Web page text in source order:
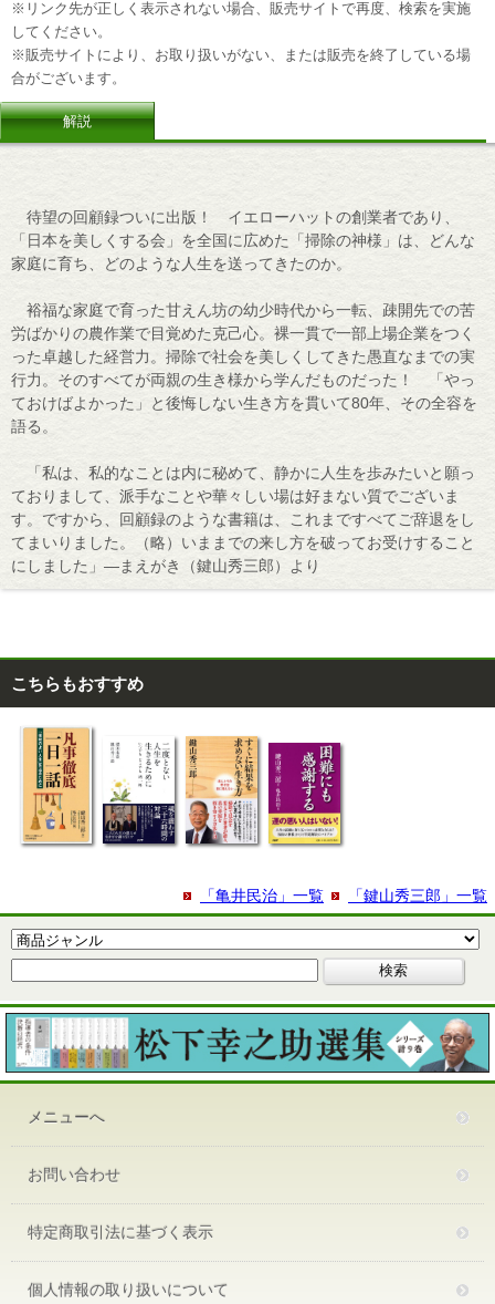
※リンク先が正しく表示されない場合、販売サイトで再度、検索を実施
してください。
※販売サイトにより、お取り扱いがない、または販売を終了している場
合がございます。
解説
待望の回顧録ついに出版！ イエローハットの創業者であり、
「日本を美しくする会」を全国に広めた「掃除の神様」は、どんな
家庭に育ち、どのような人生を送ってきたのか。
裕福な家庭で育った甘えん坊の幼少時代から一転、疎開先での苦
労ばかりの農作業で目覚めた克己心。裸一貫で一部上場企業をつく
った卓越した経営力。掃除で社会を美しくしてきた愚直なまでの実
行力。そのすべてが両親の生き様から学んだものだった！ 「やっ
ておけばよかった」と後悔しない生き方を貫いて80年、その全容を
語る。
「私は、私的なことは内に秘めて、静かに人生を歩みたいと願っ
ておりまして、派手なことや華々しい場は好まない質でございま
す。ですから、回顧録のような書籍は、これまですべてご辞退をし
てまいりました。（略）いままでの来し方を破ってお受けすること
にしました」―まえがき（鍵山秀三郎）より
こちらもおすすめ
「鍵山秀三郎」一覧
「亀井民治」一覧
メニューへ
お問い合わせ
特定商取引法に基づく表示
個人情報の取り扱いについて